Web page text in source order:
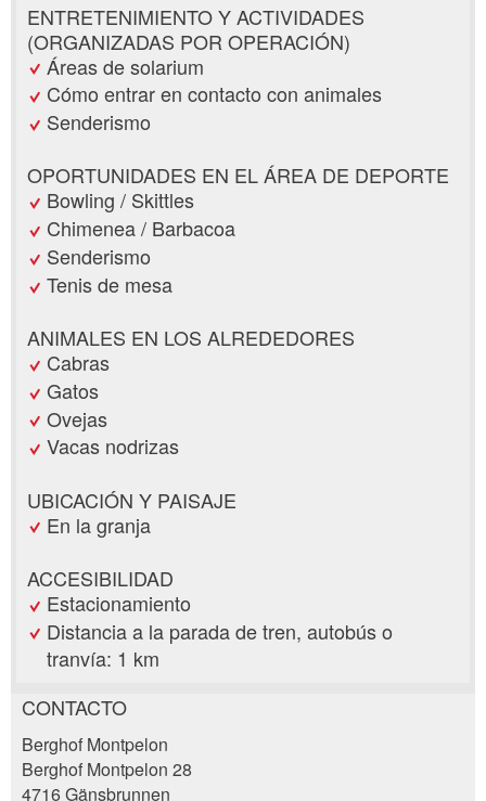
ENTRETENIMIENTO Y ACTIVIDADES
(ORGANIZADAS POR OPERACIÓN)
Áreas de solarium
Cómo entrar en contacto con animales
Senderismo
OPORTUNIDADES EN EL ÁREA DE DEPORTE
Bowling / Skittles
Chimenea / Barbacoa
Senderismo
Tenis de mesa
ANIMALES EN LOS ALREDEDORES
Cabras
Gatos
Ovejas
Vacas nodrizas
UBICACIÓN Y PAISAJE
En la granja
ACCESIBILIDAD
Estacionamiento
Distancia a la parada de tren, autobús o
tranvía: 1 km
Reclamar por anuncio
Recomiende este anuncio a sus amigos.
CONTACTO
Berghof Montpelon
Berghof Montpelon 28
4716 Gänsbrunnen